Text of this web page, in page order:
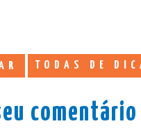
TODAS DE
comentário